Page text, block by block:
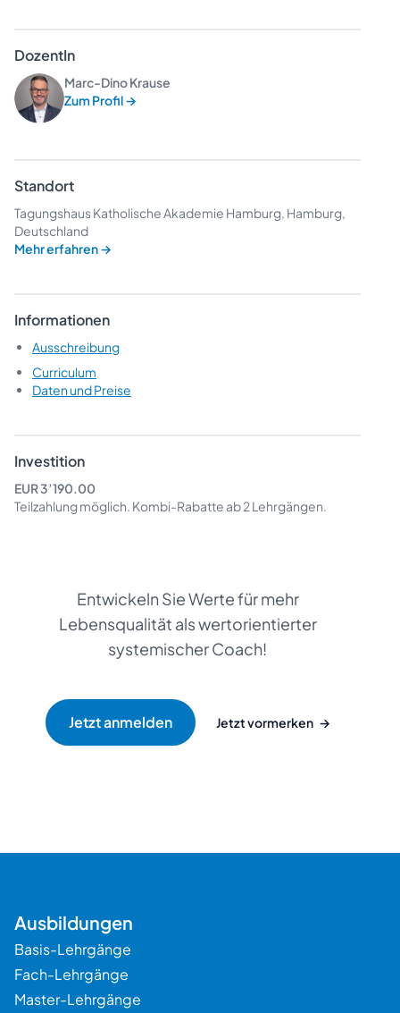
DozentIn
Marc-Dino Krause
Zum Profil→
Standort
Tagungshaus Katholische Akademie Hamburg, Hamburg,
Deutschland
Mehr erfahren→
Informationen
Ausschreibung
Curriculum
Daten und Preise
Investition
EUR 3’190.00
Teilzahlung möglich. Kombi-Rabatte ab 2 Lehrgängen.
Entwickeln Sie Werte für mehr
Lebensqualität als wertorientierter
systemischer Coach!
Jetzt vormerken →
Ausbildungen
Basis-Lehrgänge
Fach-Lehrgänge
Master-Lehrgänge